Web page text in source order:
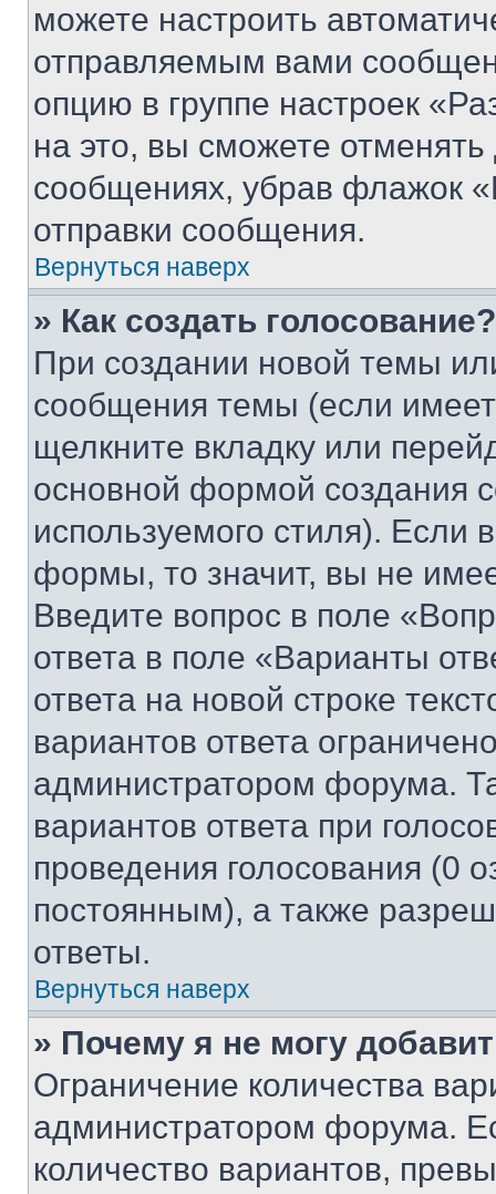
можете настроить
отправляемым вами
опцию в группе настроек
на это, вы сможете
сообщениях, убрав флажок
отправки сообщения.
Вернуться наверх
» Как создать голосование?
При создании новой темы
сообщения темы (если
щелкните вкладку или
основной формой создания
используемого стиля). Если
формы, то значит, вы не
Введите вопрос в поле
ответа в поле «Варианты
ответа на новой строке
вариантов ответа
администратором форума.
вариантов ответа при
проведения голосования (0
постоянным), а также
ответы.
Вернуться наверх
» Почему я не могу
Ограничение количества
администратором форума.
количество вариантов,